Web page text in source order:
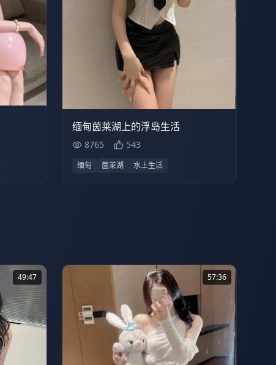
31:16
缅甸茵莱湖上的浮岛生活
8765 543
缅甸 茵莱湖 水上生活
49:47 57:36